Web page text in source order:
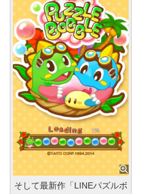
そして最新作「LINEパズルボ